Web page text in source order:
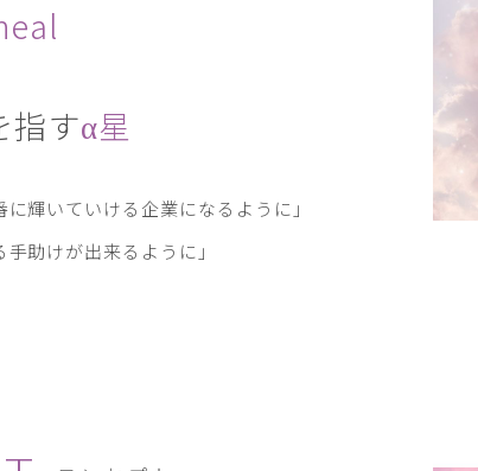
指すα星
に輝いていける企業になるように」
助けが出来るように」